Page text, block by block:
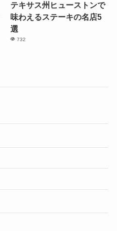
テキサス州ヒューストンで
味わえるステーキの名店5
選
732